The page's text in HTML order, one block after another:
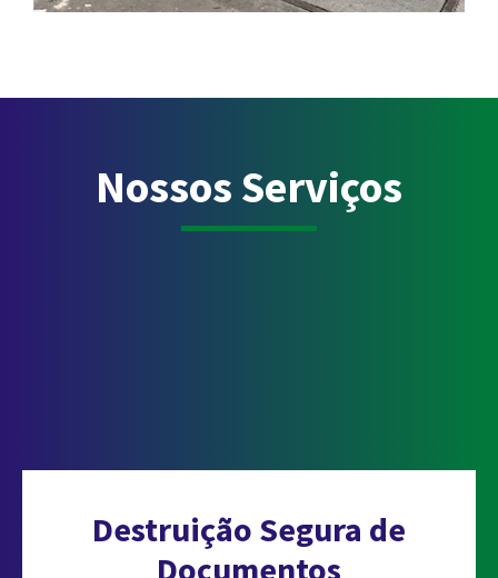
Nossos Serviços
Destruição Segura de
Documentos